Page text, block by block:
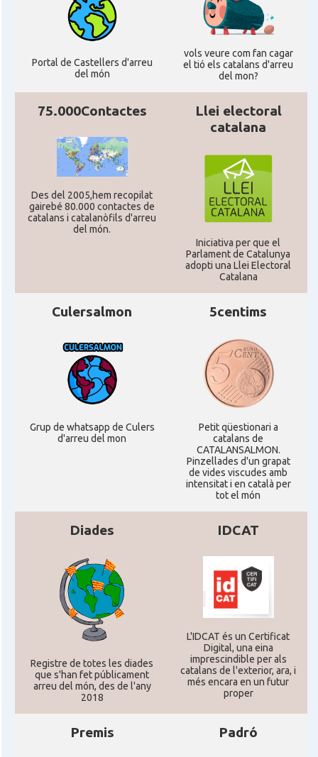
Consolat Consolat general a Edinburgh
Consolat general a London
Ambaixada
* + ambaixades i consolats
Portal de Castellers d'arreu
del món
vols veure com fan cagar
el tió els catalans d'arreu
del mon?
75.000Contactes
Des del 2005,hem recopilat
gairebé 80.000 contactes de
catalans i catalanòfils d'arreu
del món.
Llei electoral
catalana
Iniciativa per que el
Parlament de Catalunya
adopti una Llei Electoral
Catalana
Culersalmon
Grup de whatsapp de Culers
d'arreu del mon
5centims
Petit qüestionari a
catalans de
CATALANSALMON.
Pinzellades d'un grapat
de vides viscudes amb
intensitat i en català per
tot el món
Diades
Registre de totes les diades
que s'han fet públicament
arreu del món, des de l'any
2018
IDCAT
L'IDCAT és un Certificat
Digital, una eina
imprescindible per als
catalans de l'exterior, ara, i
més encara en un futur
proper
Premis Padró